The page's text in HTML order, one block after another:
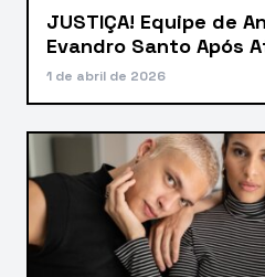
JUSTIÇA! Equipe de
Evandro Santo Após
1 de abril de 2026